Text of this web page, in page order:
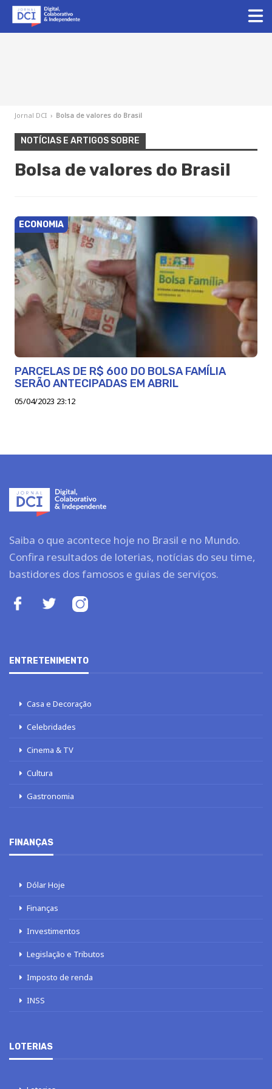
Jornal DCI › Bolsa de valores do Brasil
NOTÍCIAS E ARTIGOS SOBRE
Bolsa de valores do Brasil
ECONOMIA
PARCELAS DE R$ 600 DO BOLSA FAMÍLIA
SERÃO ANTECIPADAS EM ABRIL
05/04/2023 23:12
Saiba o que acontece hoje no Brasil e no Mundo.
Confira resultados de loterias, notícias do seu time,
bastidores dos famosos e guias de serviços.
ENTRETENIMENTO
Casa e Decoração
Celebridades
Cinema & TV
Cultura
Gastronomia
FINANÇAS
Dólar Hoje
Finanças
Investimentos
Legislação e Tributos
Imposto de renda
INSS
LOTERIAS